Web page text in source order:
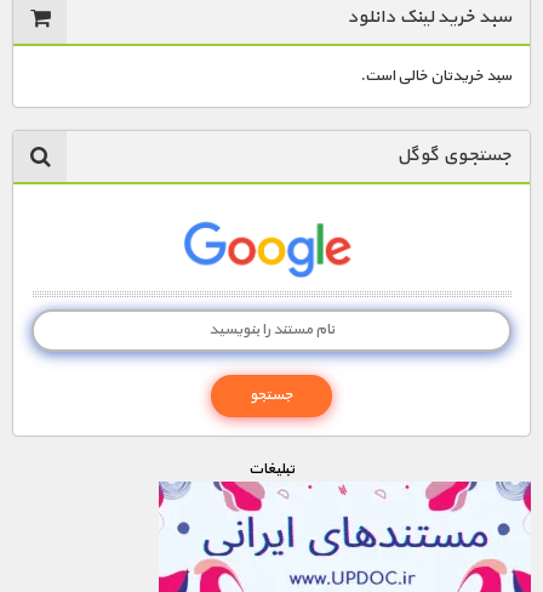
سبد خرید لینک دانلود
سبد خریدتان خالی است.
جستجوی گوگل
تبليغات